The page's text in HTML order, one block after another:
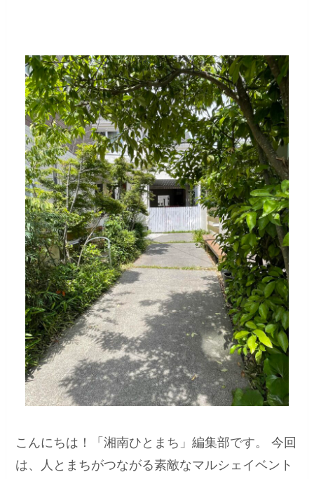
こんにちは！「湘南ひとまち」編集部です。 今回
は、人とまちがつながる素敵なマルシェイベント